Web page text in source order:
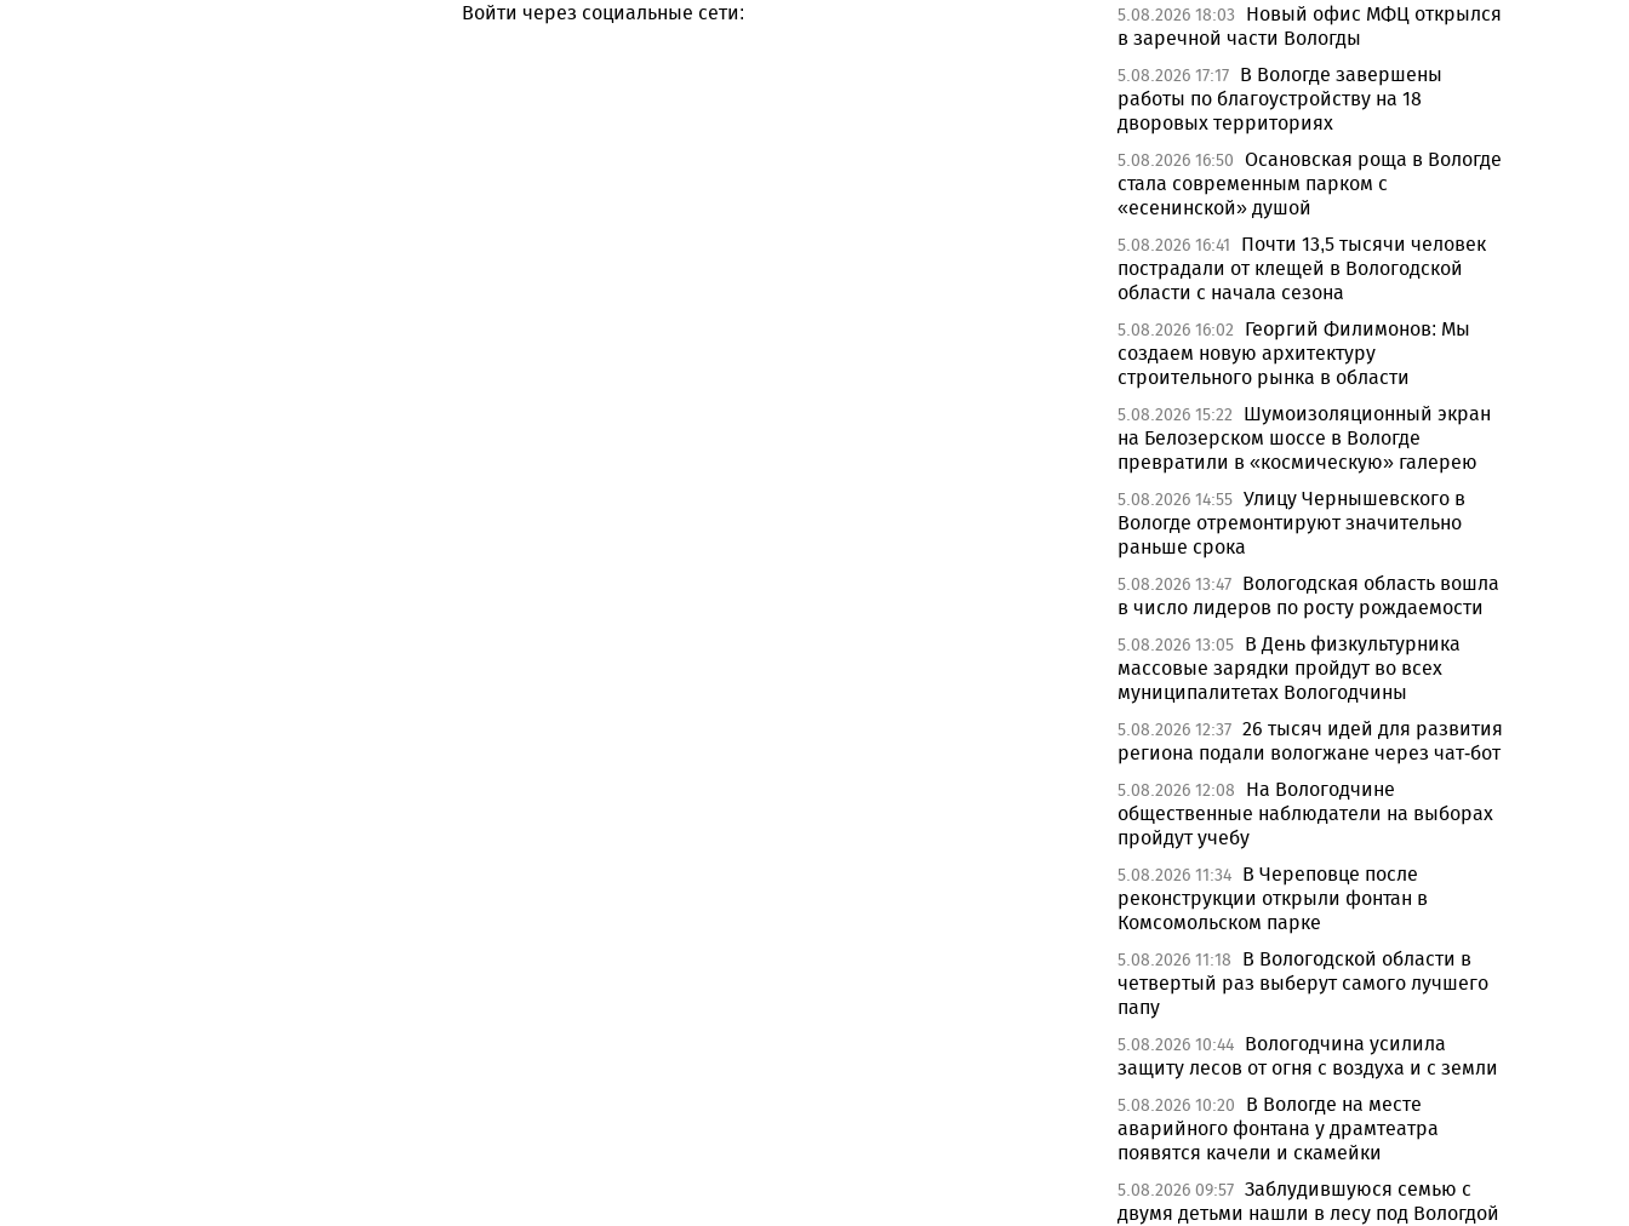
Войти через социальные сети: 5.08.2026 18:03
Новый офис МФЦ открылся
в заречной части Вологды
5.08.2026 17:17 В Вологде завершены
работы по благоустройству на 18
дворовых территориях
5.08.2026 16:50 Осановская роща в Вологде
стала современным парком с
«есенинской» душой
5.08.2026 16:41
Почти 13,5 тысячи человек
пострадали от клещей в Вологодской
области с начала сезона
5.08.2026 16:02
Георгий Филимонов: Мы
создаем новую архитектуру
строительного рынка в области
5.08.2026 15:22
Шумоизоляционный экран
на Белозерском шоссе в Вологде
превратили в «космическую» галерею
5.08.2026 14:55 Улицу Чернышевского в
Вологде отремонтируют значительно
раньше срока
5.08.2026 13:47 Вологодская область вошла
в число лидеров по росту рождаемости
5.08.2026 13:05 В День физкультурника
массовые зарядки пройдут во всех
муниципалитетах Вологодчины
5.08.2026 12:37 26 тысяч идей для развития
региона подали вологжане через чат-бот
5.08.2026 12:08
На Вологодчине
общественные наблюдатели на выборах
пройдут учебу
5.08.2026 11:34 В Череповце после
реконструкции открыли фонтан в
Комсомольском парке
5.08.2026 11:18
В Вологодской области в
четвертый раз выберут самого лучшего
папу
5.08.2026 10:44 Вологодчина усилила
защиту лесов от огня с воздуха и с земли
5.08.2026 10:20
В Вологде на месте
аварийного фонтана у драмтеатра
появятся качели и скамейки
5.08.2026 09:57 Заблудившуюся семью с
двумя детьми нашли в лесу под Вологдой